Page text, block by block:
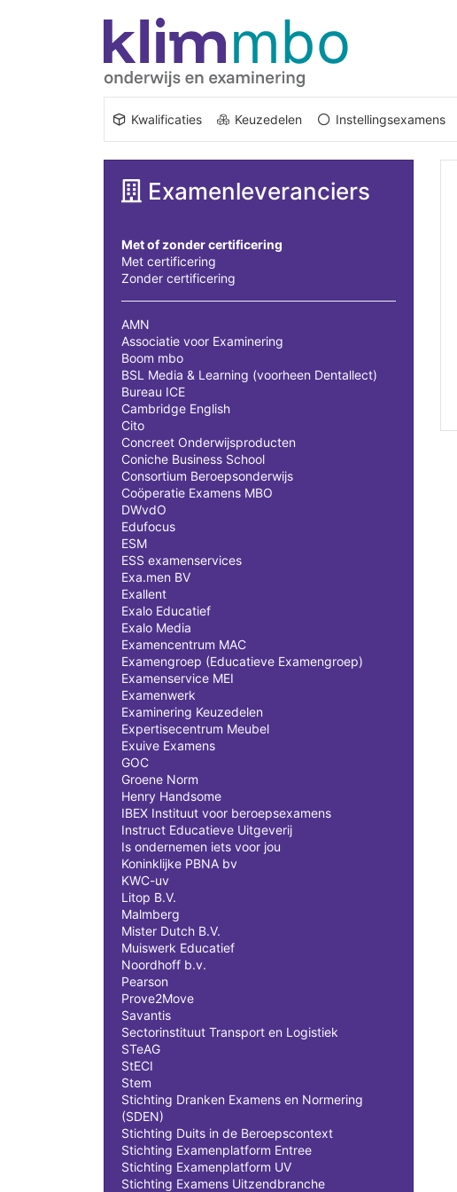
Kwalificaties Keuzedelen Instellingsexamens
Examenleveranciers
Met of zonder certificering
Met certificering
Zonder certificering
AMN
Associatie voor Examinering
Boom mbo
BSL Media & Learning (voorheen Dentallect)
Bureau ICE
Cambridge English
Cito
Concreet Onderwijsproducten
Coniche Business School
Consortium Beroepsonderwijs
Coöperatie Examens MBO
DWvdO
Edufocus
ESM
ESS examenservices
Exa.men BV
Exallent
Exalo Educatief
Exalo Media
Examencentrum MAC
Examengroep (Educatieve Examengroep)
Examenservice MEI
Examenwerk
Examinering Keuzedelen
Expertisecentrum Meubel
Exuive Examens
GOC
Groene Norm
Henry Handsome
IBEX Instituut voor beroepsexamens
Instruct Educatieve Uitgeverij
Is ondernemen iets voor jou
Koninklijke PBNA bv
KWC-uv
Litop B.V.
Malmberg
Mister Dutch B.V.
Muiswerk Educatief
Noordhoff b.v.
Pearson
Prove2Move
Savantis
Sectorinstituut Transport en Logistiek
STeAG
StECI
Stem
Stichting Dranken Examens en Normering
(SDEN)
Stichting Duits in de Beroepscontext
Stichting Examenplatform Entree
Stichting Examenplatform UV
Stichting Examens Uitzendbranche